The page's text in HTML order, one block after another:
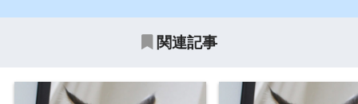
関連記事